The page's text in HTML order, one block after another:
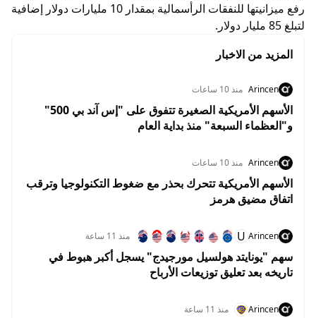
رفع ميزانيتها للنفقات الرأسمالية بمقدار 10 مليارات دولار إضافية
لتبلغ 85 مليار دولار.
المزيد من الاخبار
Arincen منذ 10 ساعات
الأسهم الأمريكية الصغيرة تتفوق على "إس آند بي 500"
و"العظماء السبعة" منذ بداية العام
Arincen منذ 10 ساعات
الأسهم الأمريكية تتحرك بحذر مع ضغوط التكنولوجيا وترقب
اتفاق مضيق هرمز
Arincen
U منذ 11 ساعة
سهم "يونايتد هولسيل مورجيدج" يسجل أكبر هبوط في
تاريخه بعد تعليق توزيعات الأرباح
Arincen منذ 11 ساعة